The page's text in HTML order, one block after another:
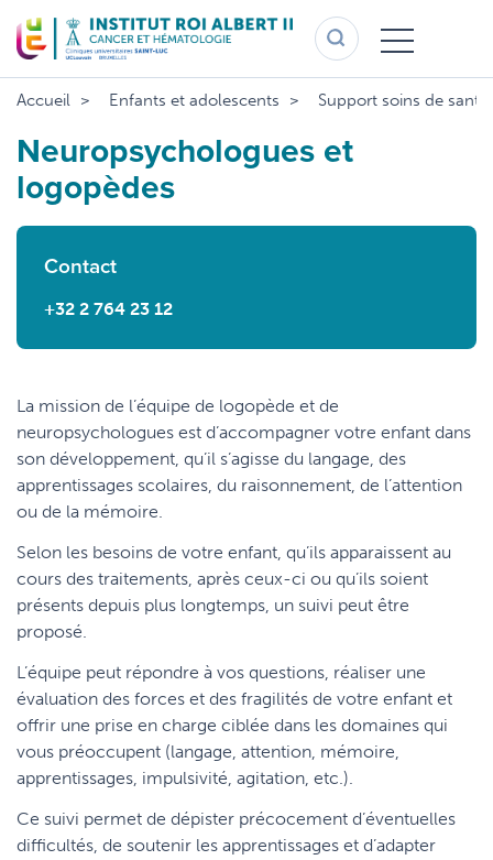
au
contenu
principal
Accueil Enfants et adolescents Support soins de santé
Neuropsychologues et
logopèdes
Contact
+32 2 764 23 12
La mission de l’équipe de logopède et de
neuropsychologues est d’accompagner votre enfant dans
son développement, qu’il s’agisse du langage, des
apprentissages scolaires, du raisonnement, de l’attention
ou de la mémoire.
Selon les besoins de votre enfant, qu’ils apparaissent au
cours des traitements, après ceux-ci ou qu’ils soient
présents depuis plus longtemps, un suivi peut être
proposé.
L’équipe peut répondre à vos questions, réaliser une
évaluation des forces et des fragilités de votre enfant et
offrir une prise en charge ciblée dans les domaines qui
vous préoccupent (langage, attention, mémoire,
apprentissages, impulsivité, agitation, etc.).
Ce suivi permet de dépister précocement d’éventuelles
difficultés, de soutenir les apprentissages et d’adapter